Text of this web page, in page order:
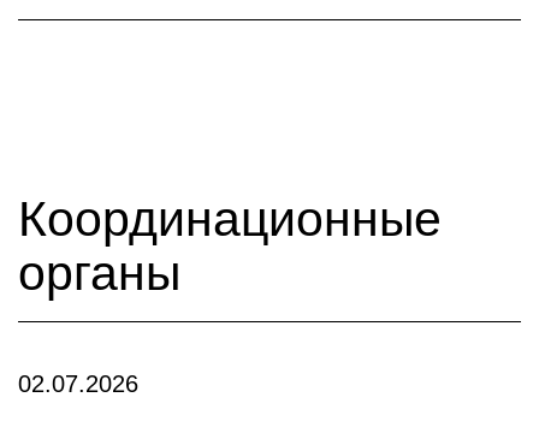
Координационные
органы
02.07.2026